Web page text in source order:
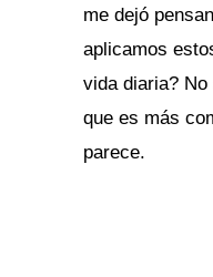
me dejó
aplicamos
vida diaria?
que es más
parece.